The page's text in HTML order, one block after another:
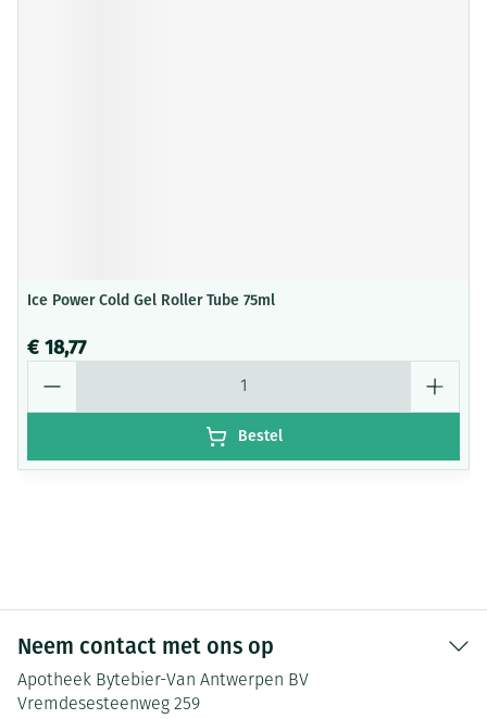
Ice Power Cold Gel Roller Tube 75ml
€ 18,77
Bestel
Neem contact met ons op
Apotheek Bytebier-Van Antwerpen BV
Vremdesesteenweg 259